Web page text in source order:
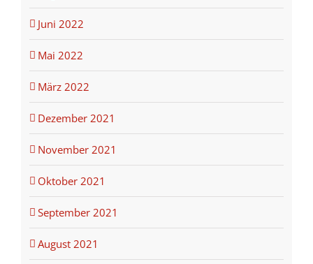
Juni 2022
Mai 2022
März 2022
Dezember 2021
November 2021
Oktober 2021
September 2021
August 2021